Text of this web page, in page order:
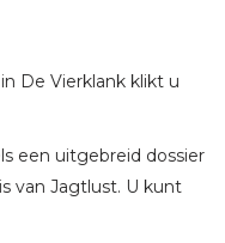
De Vierklank klikt u
een uitgebreid dossier
van Jagtlust. U kunt